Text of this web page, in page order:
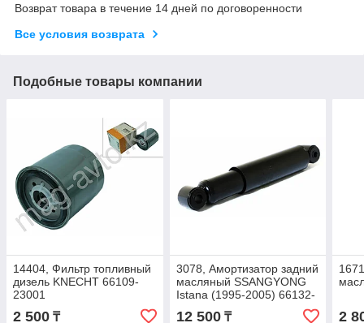
Возврат товара в течение 14 дней по договоренности
Все условия возврата
Подобные товары компании
14404, Фильтр топливный
дизель KNECHT 66109-
23001
2 500 ₸
3078, Амортизатор задний
масляный SSANGYONG
Istana (1995-2005) 66132-
12 500₸ 2